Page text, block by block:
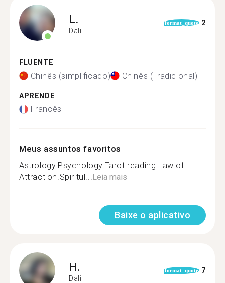
L.
Dali
format_quote 2
FLUENTE
Chinês (simplificado) Chinês (Tradicional)
APRENDE
Francês
Meus assuntos favoritos
Astrology.Psychology.Tarot reading.Law of
Attraction.Spiritul...Leia mais
Baixe o aplicativo
H.
Dali
format_quote 7